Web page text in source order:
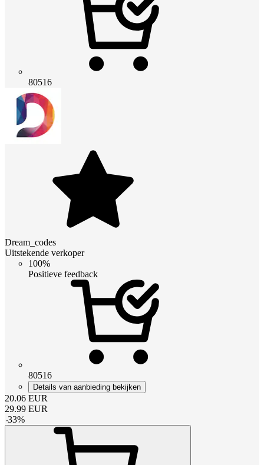
80516
Dream_codes
Uitstekende verkoper
100%
Positieve feedback
80516
Details van aanbieding bekijken
20.06 EUR
29.99 EUR
-33%